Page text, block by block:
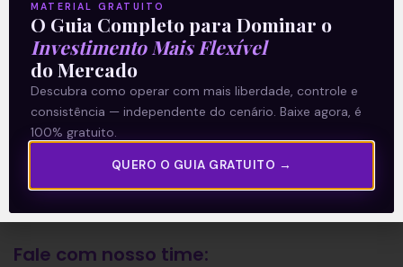
Política de Privacidade
Explore
Artigos
E Eu Com Isso?
Vídeos no Youtube
Manuais de Investimento
Fale com nosso time:
MATERIAL GRATUITO
O Guia Completo para Dominar o
Investimento Mais Flexível
do Mercado
Descubra como operar com mais liberdade, controle e
consistência — independente do cenário. Baixe agora, é
100% gratuito.
QUERO O GUIA GRATUITO →